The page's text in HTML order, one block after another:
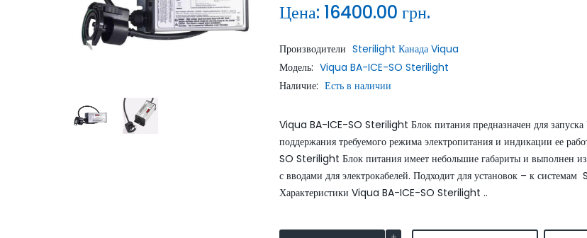
Цена: 16400.00 грн.
Производители Sterilight Канада Viqua
Модель: Viqua BA-ICE-SO Sterilight
Наличие: Есть в наличии
Viqua BA-ICE-SO Sterilight Блок питания предназначен для запуска
поддержания требуемого режима электропитания и индикации ее
SO Sterilight Блок питания имеет небольшие габариты и выполнен
с вводами для электрокабелей. Подходит для установок – к
Характеристики Viqua BA-ICE-SO Sterilight ..
ОТПРАВИТЬ